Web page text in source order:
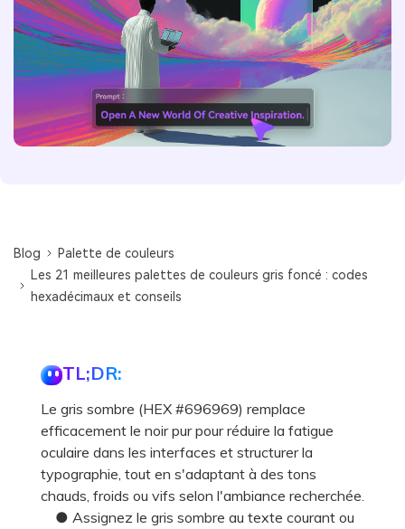
Blog
Palette de couleurs
Les 21 meilleures palettes de couleurs gris foncé : codes
hexadécimaux et conseils
TL;DR:
Le gris sombre (HEX #696969) remplace
efficacement le noir pur pour réduire la fatigue
oculaire dans les interfaces et structurer la
typographie, tout en s'adaptant à des tons
chauds, froids ou vifs selon l'ambiance recherchée.
● Assignez le gris sombre au texte courant ou